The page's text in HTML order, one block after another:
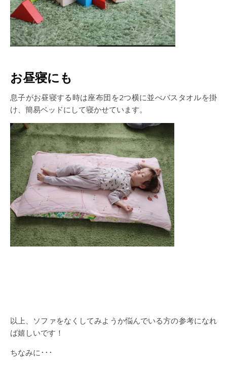
お昼寝にも
息子がお昼寝する時は座布団を2つ横に並べバスタオルを掛
け、簡易ベッドにして寝かせています。
以上、ソファをなくしてみようか悩んでいる方の参考になれ
ば嬉しいです！
ちなみに･･･